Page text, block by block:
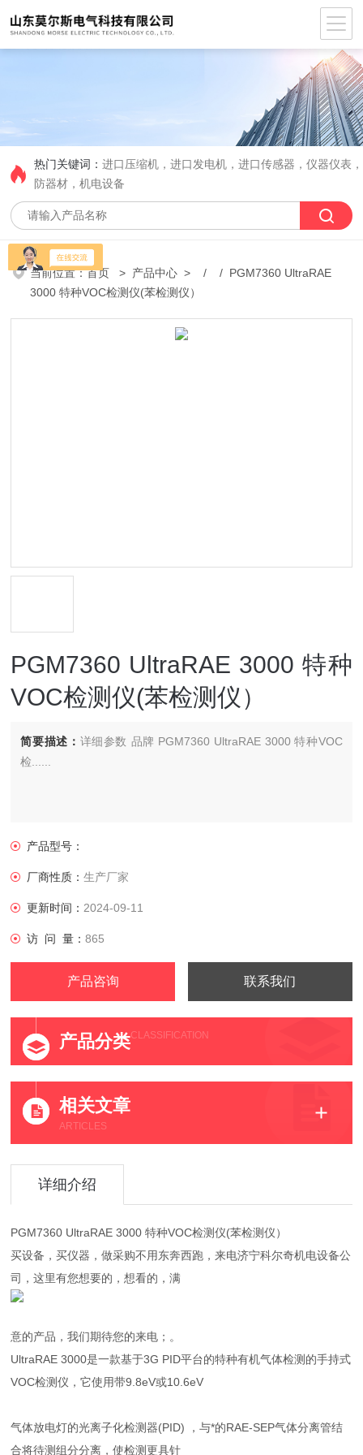
热门关键词：进口压缩机，进口发电机，进口传感器，仪器仪表
防器材，机电设备
当前位置：首页 > 产品中心 > / / PGM7360 UltraRAE
3000 特种VOC检测仪(苯检测仪）
PGM7360 UltraRAE 3000 特种
VOC检测仪(苯检测仪）
简要描述： 详细参数 品牌 PGM7360 UltraRAE 3000 特种VOC
检......
产品型号：
厂商性质：生产厂家
更新时间： 2024-09-11
访 问 量：865
产品咨询 联系我们
产品分类CLASSIFICATION
相关文章
ARTICLES
详细介绍
PGM7360 UltraRAE 3000 特种VOC检测仪(苯检测仪）
买设备，买仪器，做采购不用东奔西跑，来电济宁科尔奇机电设备公
司，这里有您想要的，想看的，满
意的产品，我们期待您的来电；。
UltraRAE 3000是一款基于3G PID平台的特种有机气体检测的手持式
VOC检测仪，它使用带9.8eV或10.6eV
气体放电灯的光离子化检测器(PID) ，与*的RAE-SEP气体分离管结
合将待测组分分离，使检测更具针